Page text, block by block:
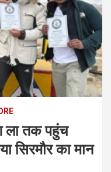
ला तक पहुंच
सिरमौर का मान